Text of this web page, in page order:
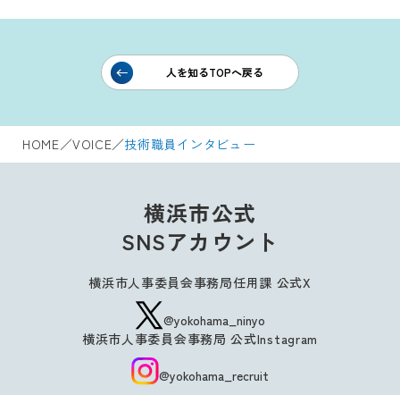
人を知るTOPへ戻る
HOME／VOICE／技術職員インタビュー
横浜市公式
SNSアカウント
横浜市人事委員会事務局任用課 公式X
@yokohama_ninyo
横浜市人事委員会事務局 公式Instagram
@yokohama_recruit